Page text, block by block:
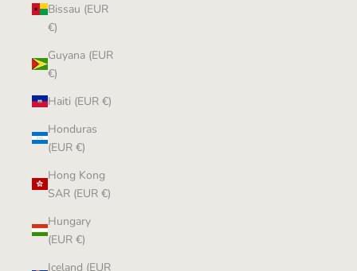
Bissau (EUR
€)
Guyana (EUR
€)
Haiti (EUR €)
Honduras
(EUR €)
Hong Kong
SAR (EUR €)
Hungary
(EUR €)
Iceland (EUR